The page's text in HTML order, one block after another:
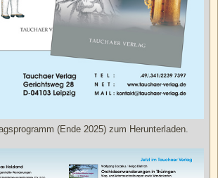
(Ende 2025) zum Herunterladen.